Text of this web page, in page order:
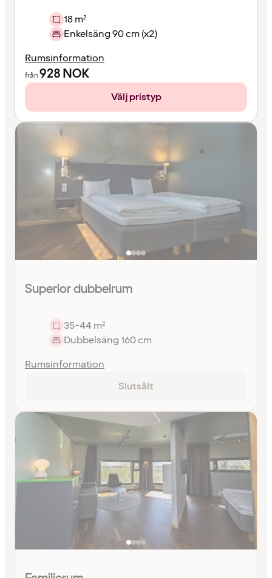
18 m²
Enkelsäng 90 cm (x2)
Rumsinformation
från928NOK
Välj pristyp
Superior dubbelrum
35-44 m²
Dubbelsäng 160 cm
Rumsinformation
Slutsålt